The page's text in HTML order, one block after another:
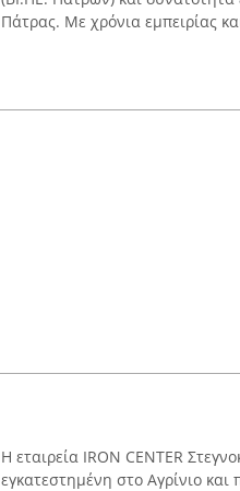
Πάτρας. Με χρόνια εμπειρίας
Η εταιρεία IRON CENTER
εγκατεστημένη στο Αγρίνιο